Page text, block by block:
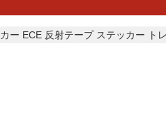
カー ECE 反射テープ ステッカー ト